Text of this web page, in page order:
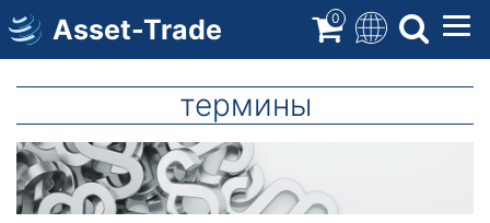
Перейти
содержимому
Asset-Trade 0
термины
Медиа
изображение
Тело